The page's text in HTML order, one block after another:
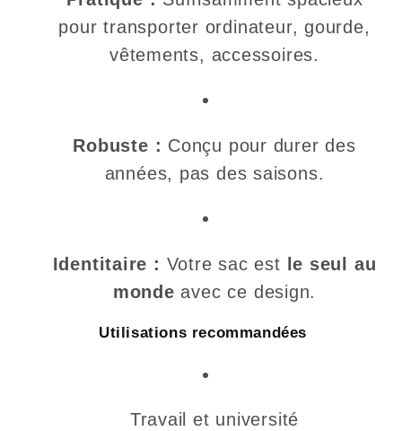
pour transporter ordinateur, gourde,
vêtements, accessoires.
Robuste : Conçu pour durer des
années, pas des saisons.
Identitaire : Votre sac est le seul au
monde avec ce design.
Utilisations recommandées
Travail et université